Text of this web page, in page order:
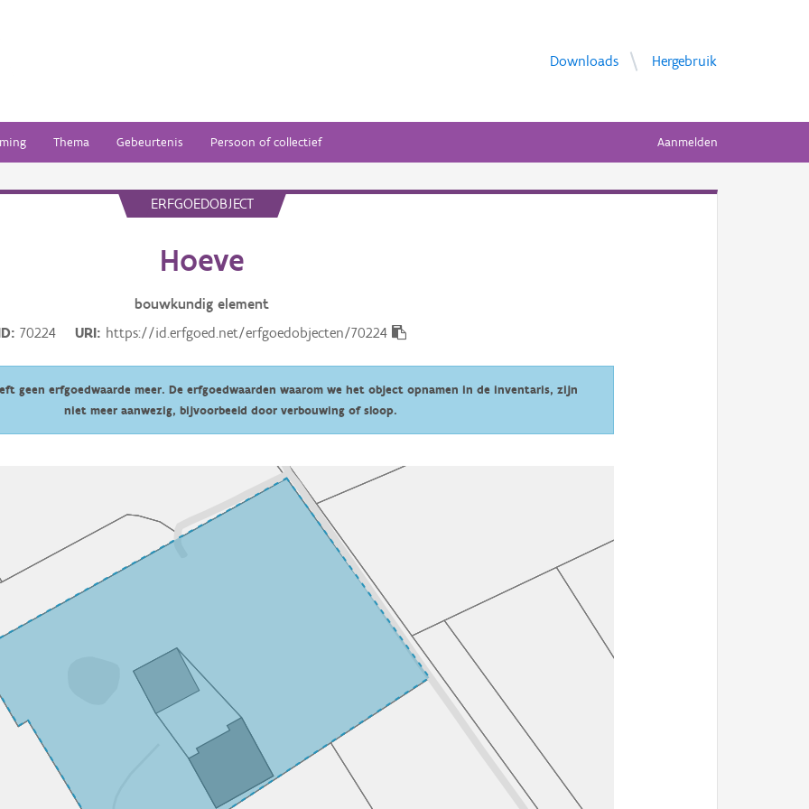
Downloads Hergebruik
Thema Gebeurtenis Persoon of collectief Aanmelden
ERFGOEDOBJECT
Hoeve
bouwkundig element
70224 URI https://id.erfgoed.net/erfgoedobjecten/70224
geen erfgoedwaarde meer. De erfgoedwaarden waarom we het object opnamen in de inventaris, zijn
niet meer aanwezig, bijvoorbeeld door verbouwing of sloop.